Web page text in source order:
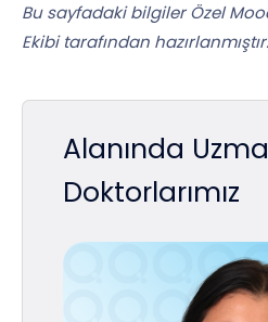
Bu sayfadaki bilgiler Özel
Ekibi tarafından hazırlanmıştır.
Alanında
Doktorlarımız